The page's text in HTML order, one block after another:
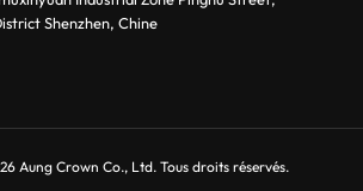
Shenzhen, Chine
Aung Crown Co., Ltd. Tous droits réservés.